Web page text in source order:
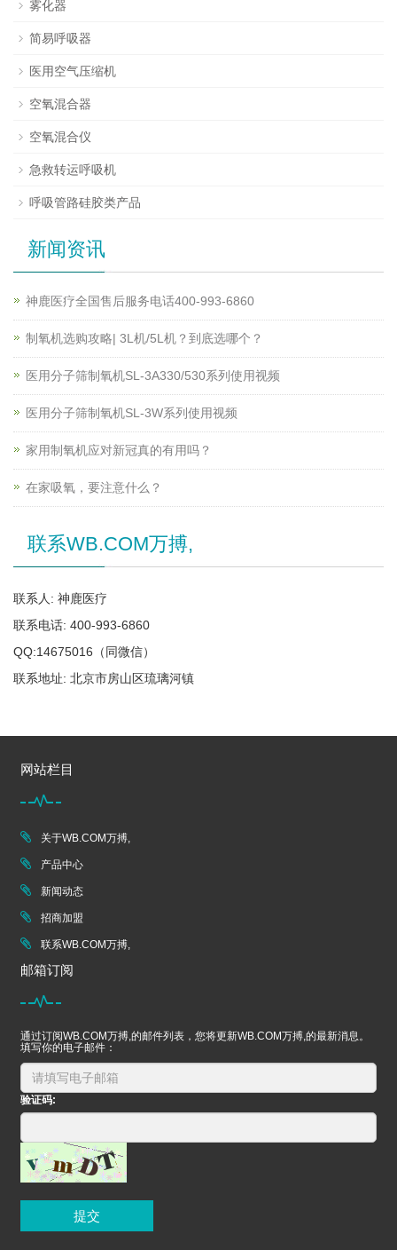
雾化器
简易呼吸器
医用空气压缩机
空氧混合器
空氧混合仪
急救转运呼吸机
呼吸管路硅胶类产品
新闻资讯
神鹿医疗全国售后服务电话400-993-6860
制氧机选购攻略| 3L机/5L机？到底选哪个？
医用分子筛制氧机SL-3A330/530系列使用视频
医用分子筛制氧机SL-3W系列使用视频
家用制氧机应对新冠真的有用吗？
在家吸氧，要注意什么？
联系WB.COM万搏,
联系人: 神鹿医疗
联系电话: 400-993-6860
QQ:14675016（同微信）
联系地址: 北京市房山区琉璃河镇
网站栏目
关于WB.COM万搏,
产品中心
新闻动态
招商加盟
联系WB.COM万搏,
邮箱订阅
通过订阅WB.COM万搏,的邮件列表，您将更新WB.COM万搏,的最新消息。
填写你的电子邮件：
验证码:
提交